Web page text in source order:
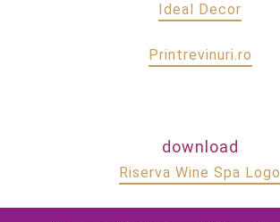
Ideal Decor
Printrevinuri.ro
download
Riserva Wine Spa Logo